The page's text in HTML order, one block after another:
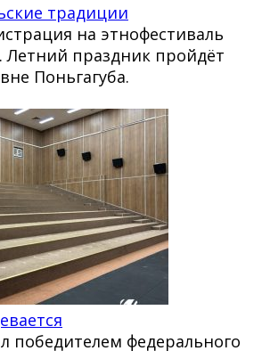
традиции
на этнофестиваль
Летний праздник пройдёт
Поньгагуба.
победителем федерального